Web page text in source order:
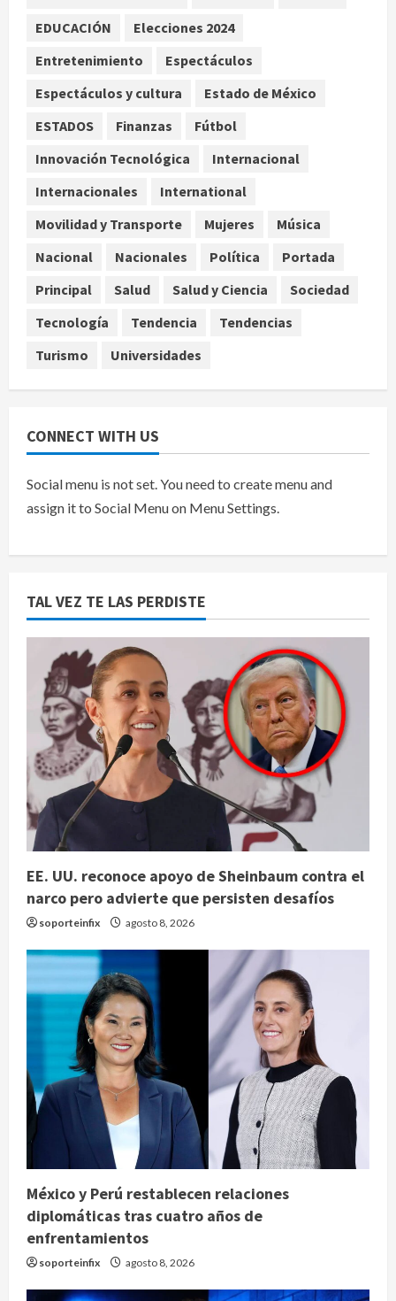
4
Estados Unidos reanuda
aguacate desde México
agosto 8, 2026
Rolex al equipo de Junior H en el
AICM
EDUCACIÓN
Elecciones 2024
Entretenimiento
Espectáculos
Espectáculos y cultura
Estado de México
ESTADOS
Finanzas
Fútbol
Innovación Tecnológica
Internacional
Internacionales
International
Movilidad y Transporte
Mujeres
Música
Nacional
Nacionales Política
Portada
Principal
Salud Salud y Ciencia
Sociedad
Tecnología
Tendencia
Tendencias
Turismo
Universidades
CONNECT WITH US
Social menu is not set. You need to create menu and
assign it to Social Menu on Menu Settings.
TAL VEZ TE LAS PERDISTE
EE. UU. reconoce apoyo de Sheinbaum contra el
narco pero advierte que persisten desafíos
soporteinfix agosto 8, 2026
México y Perú restablecen relaciones
diplomáticas tras cuatro años de
enfrentamientos
soporteinfix agosto 8, 2026